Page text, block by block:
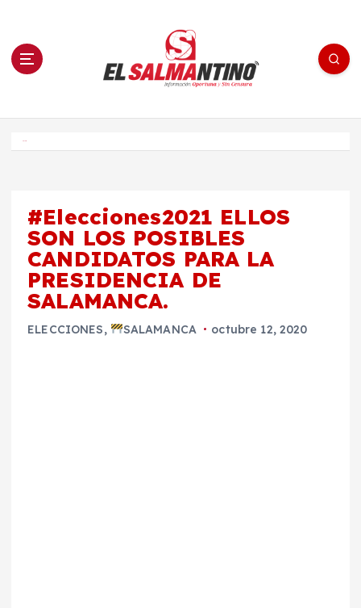
n El Salmantino - medios/noticias/editorial
#Elecciones2021 ELLOS
SON LOS POSIBLES
CANDIDATOS PARA LA
PRESIDENCIA DE
SALAMANCA.
ELECCIONES, SALAMANCA octubre 12, 2020